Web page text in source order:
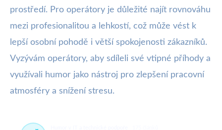
prostředí. Pro operátory je důležité najít rovnováhu
mezi profesionalitou a lehkostí, což může vést k
lepší osobní pohodě i větší spokojenosti zákazníků.
Vyzývám operátory, aby sdíleli své vtipné příhody a
využívali humor jako nástroj pro zlepšení pracovní
atmosféry a snížení stresu.